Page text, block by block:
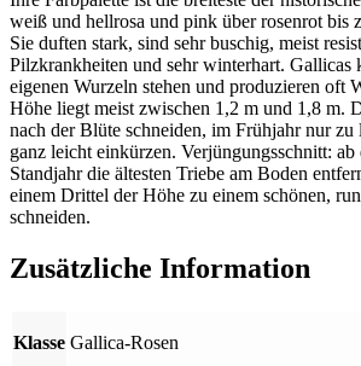
weiß und hellrosa und pink über rosenrot bis
Sie duften stark, sind sehr buschig, meist
Pilzkrankheiten und sehr winterhart. Gallicas
eigenen Wurzeln stehen und produzieren oft
Höhe liegt meist zwischen 1,2 m und 1,8 m.
nach der Blüte schneiden, im Frühjahr nur zu
ganz leicht einkürzen. Verjüngungsschnitt: ab
Standjahr die ältesten Triebe am Boden
einem Drittel der Höhe zu einem schönen,
schneiden.
Zusätzliche Information
Klasse Gallica-Rosen